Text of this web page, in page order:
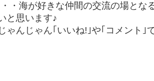
・海が好きな仲間の交流の場とな
と思います♪
ゃんじゃん｢いいね!｣や｢コメント｣